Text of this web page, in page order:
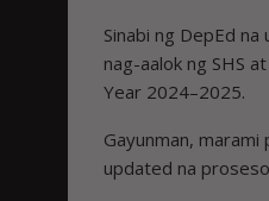
Sinabi ng DepEd
nag-aalok ng SHS
Year 2024–2025.
Gayunman,
updated na